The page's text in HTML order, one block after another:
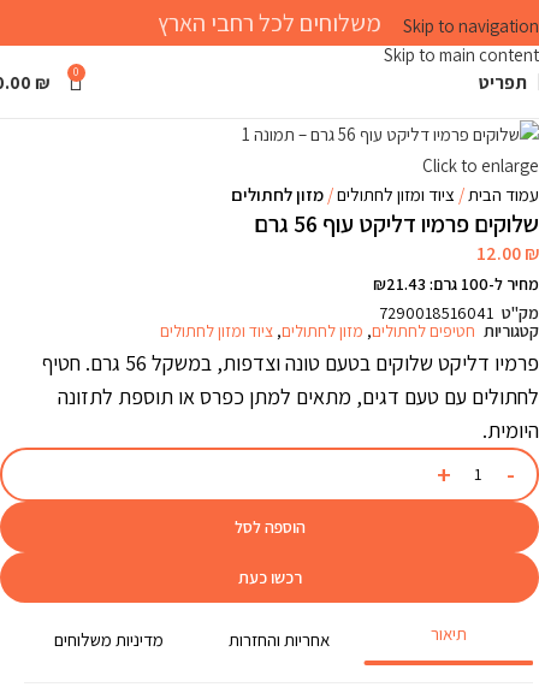
Skip to navigation
Skip to main content
משלוחים לכל רחבי הארץ
תפריט 0
₪
Click to enlarge
עמוד הבית
ציוד ומזון לחתולים מזון לחתולים
שלוקים פרמיו דליקט עוף 56 גרם
12.00₪
מחיר ל-100 גרם: ₪21.43
מק"ט 7290018516041
קטגוריות חטיפים לחתולים, מזון לחתולים, ציוד ומזון לחתולים
פרמיו דליקט שלוקים בטעם טונה וצדפות, במשקל 56 גרם. חטיף
לחתולים עם טעם דגים, מתאים למתן כפרס או תוספת לתזונה
היומית.
הוספה לסל
רכשו כעת
תיאור אחריות והחזרות מדיניות משלוחים